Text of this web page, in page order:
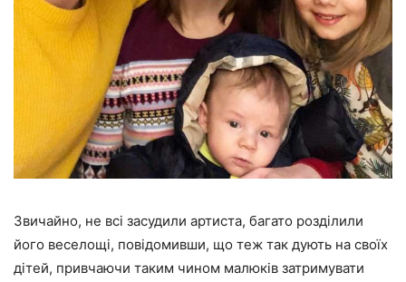
Звичайно, не всі засудили артиста, багато розділили
його веселощі, повідомивши, що теж так дують на своїх
дітей, привчаючи таким чином малюків затримувати